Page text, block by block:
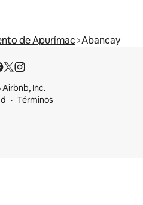
de Apurímac Abancay
Inc.
Términos